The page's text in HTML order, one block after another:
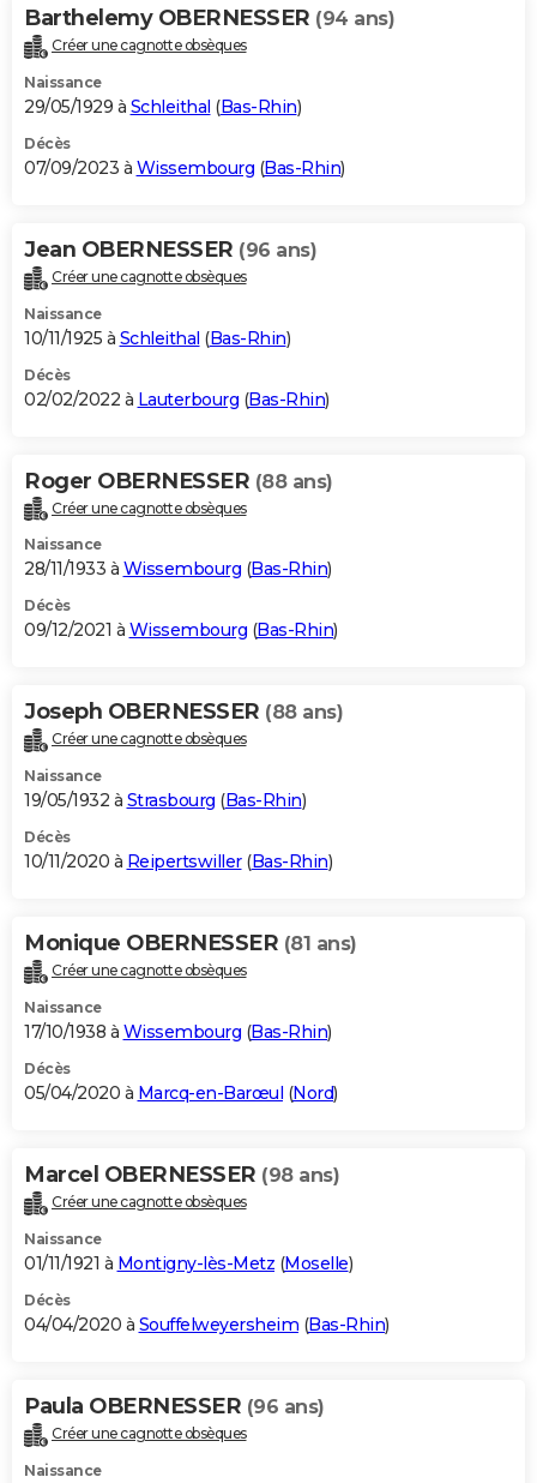
Bricolage
Lifestyle
Culture
Sport
Auto
Television
Voyage
Cinema
Barthelemy OBERNESSER (94 ans)
Créer une cagnotte obsèques
Naissance
29/05/1929 à Schleithal (Bas-Rhin)
Décès
07/09/2023 à Wissembourg (Bas-Rhin)
Jean OBERNESSER (96 ans)
Créer une cagnotte obsèques
Naissance
10/11/1925 à Schleithal (Bas-Rhin)
Décès
02/02/2022 à Lauterbourg (Bas-Rhin)
Roger OBERNESSER (88 ans)
Créer une cagnotte obsèques
Naissance
28/11/1933 à Wissembourg (Bas-Rhin)
Décès
09/12/2021 à Wissembourg (Bas-Rhin)
Joseph OBERNESSER (88 ans)
Créer une cagnotte obsèques
Naissance
19/05/1932 à Strasbourg (Bas-Rhin)
Décès
10/11/2020 à Reipertswiller(Bas-Rhin)
Monique OBERNESSER (81 ans)
Créer une cagnotte obsèques
Naissance
17/10/1938 à Wissembourg (Bas-Rhin)
Décès
05/04/2020 à Marcq-en-Barœul (Nord)
Marcel OBERNESSER (98 ans)
Créer une cagnotte obsèques
Naissance
01/11/1921 à Montigny-lès-Metz (Moselle)
Décès
04/04/2020 à Souffelweyersheim (Bas-Rhin)
Paula OBERNESSER (96 ans)
Créer une cagnotte obsèques
Naissance